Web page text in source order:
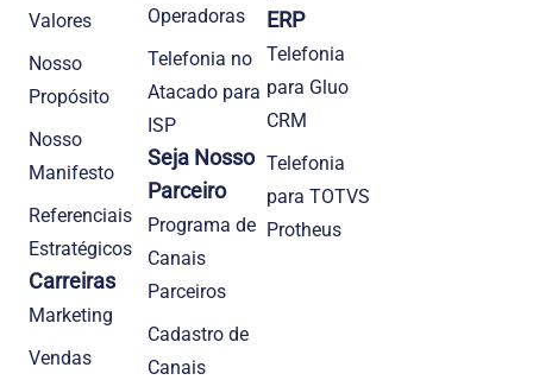
Valores
Nosso
Propósito
Nosso
Manifesto
Referenciais
Estratégicos
Carreiras
Marketing
Vendas
Operadoras
Telefonia no
Atacado para
ISP
Seja Nosso
Parceiro
Programa de
Canais
Parceiros
Cadastro de
Canais
ERP
Telefonia
para Gluo
CRM
Telefonia
para TOTVS
Protheus